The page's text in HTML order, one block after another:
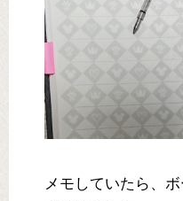
メモしていたら、